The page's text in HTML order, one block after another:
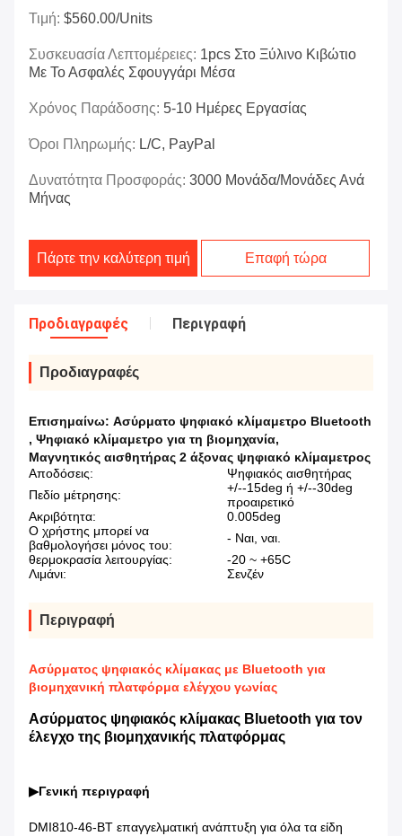
Τιμή: $560.00/Units
Συσκευασία Λεπτομέρειες: 1pcs Στο Ξύλινο Κιβώτιο
Με Το Ασφαλές Σφουγγάρι Μέσα
Χρόνος Παράδοσης: 5-10 Ημέρες Εργασίας
Όροι Πληρωμής: L/C, PayPal
Δυνατότητα Προσφοράς: 3000 Μονάδα/μονάδες Ανά
Μήνας
Πάρτε την καλύτερη τιμή Επαφή τώρα
Προδιαγραφές Περιγραφή
Προδιαγραφές
Επισημαίνω: Ασύρματο ψηφιακό κλίμαμετρο Bluetooth
, Ψηφιακό κλίμαμετρο για τη βιομηχανία,
Μαγνητικός αισθητήρας 2 άξονας ψηφιακό κλίμαμετρος
Αποδόσεις:
Ψηφιακός αισθητήρας
Πεδίο μέτρησης:
+/--15deg ή +/--30deg
προαιρετικό
Ακριβότητα:
0.005deg
Ο χρήστης μπορεί να
βαθμολογήσει μόνος του:
- Ναι, ναι.
θερμοκρασία λειτουργίας:
-20 ~ +65C
Λιμάνι:
Σενζέν
Περιγραφή
Ασύρματος ψηφιακός κλίμακας με Bluetooth για
βιομηχανική πλατφόρμα ελέγχου γωνίας
Ασύρματος ψηφιακός κλίμακας Bluetooth για τον
έλεγχο της βιομηχανικής πλατφόρμας
▶Γενική περιγραφή
DMI810-46-BT επαγγελματική ανάπτυξη για όλα τα είδη